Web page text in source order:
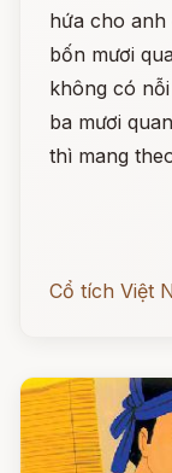
hứa cho anh
bốn mươi
không có
ba mươi
thì mang
Cổ tích Việt